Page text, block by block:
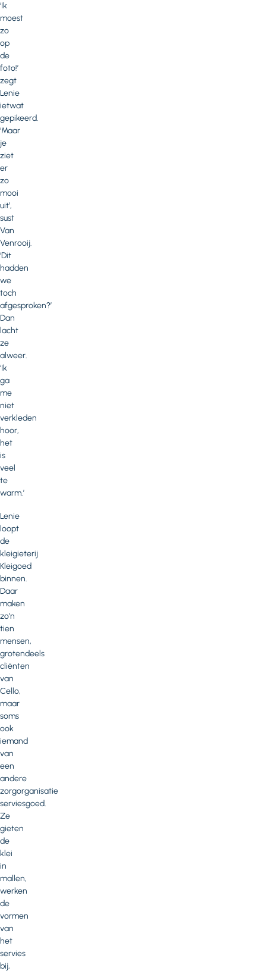
‘Ik
moest
zo
op
de
foto!’
zegt
Lenie
ietwat
gepikeerd.
‘Maar
je
ziet
er
zo
mooi
uit’,
sust
Van
Venrooij.
‘Dit
hadden
we
toch
afgesproken?’
Dan
lacht
ze
alweer.
‘Ik
ga
me
niet
verkleden
hoor,
het
is
veel
te
warm.’
Lenie
loopt
de
kleigieterij
Kleigoed
binnen.
Daar
maken
zo’n
tien
mensen,
grotendeels
cliënten
van
Cello,
maar
soms
ook
iemand
van
een
andere
zorgorganisatie
serviesgoed.
Ze
gieten
de
klei
in
mallen,
werken
de
vormen
van
het
servies
bij,